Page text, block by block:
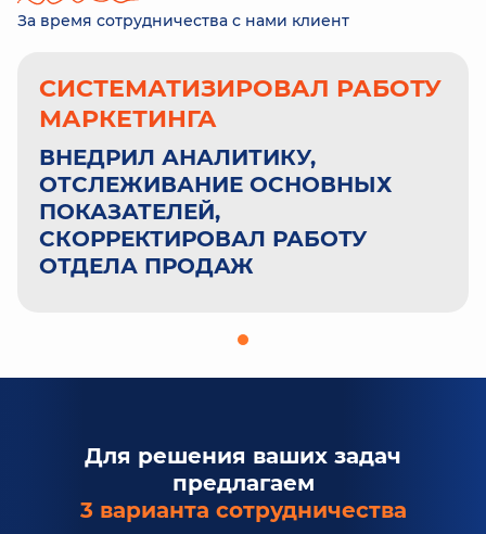
За время сотрудничества с нами клиент
СИСТЕМАТИЗИРОВАЛ РАБОТУ
МАРКЕТИНГА
ВНЕДРИЛ АНАЛИТИКУ,
ОТСЛЕЖИВАНИЕ ОСНОВНЫХ
ПОКАЗАТЕЛЕЙ,
СКОРРЕКТИРОВАЛ РАБОТУ
ОТДЕЛА ПРОДАЖ
Для решения ваших задач
предлагаем
3 варианта сотрудничества